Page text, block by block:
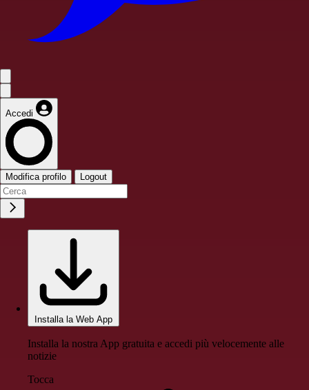
Accedi
Modifica profilo Logout
Installa la Web App
Installa la nostra App gratuita e accedi più velocemente alle
notizie
Tocca